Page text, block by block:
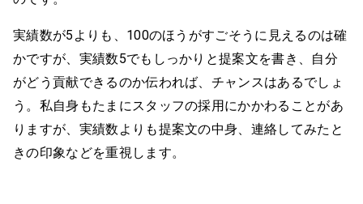
実績数が5よりも、100のほうがすごそうに見えるのは確
かですが、実績数5でもしっかりと提案文を書き、自分
がどう貢献できるのか伝われば、チャンスはあるでしょ
う。私自身もたまにスタッフの採用にかかわることがあ
りますが、実績数よりも提案文の中身、連絡してみたと
きの印象などを重視します。